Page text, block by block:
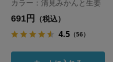
カラー：清見みかんと生姜
691円 （税込）
4.5 （56）